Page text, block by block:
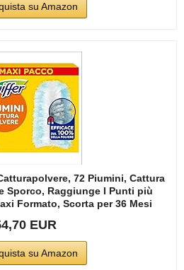
su Amazon
72 Piumini, Cattura
Sporco, Raggiunge I Punti più
Formato, Scorta per 36 Mesi
EUR
su Amazon